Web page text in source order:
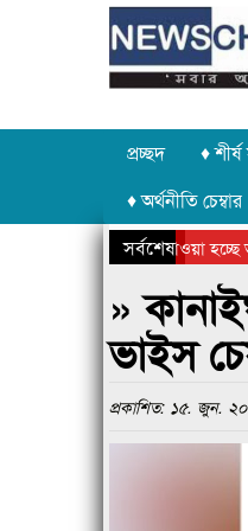
প্রচ্ছদ ♦
♦ অর্থনীতি চেম্বার
সর্বশেষ
চুরি করে নিয়ে যাওয়া হচ্ছে
ক্রীড়া প্রতিযোগিতার পুরস্কার
»
ভাইস
প্রকাশিত: ১৫. জুন.